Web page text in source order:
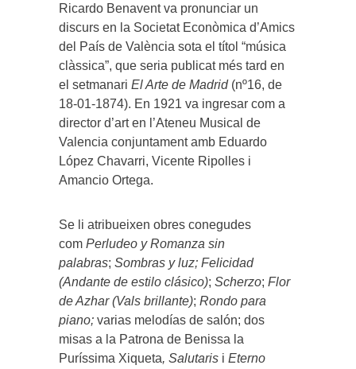
Ricardo Benavent va pronunciar un
discurs en la Societat Econòmica d’Amics
del País de València sota el títol “música
clàssica”, que seria publicat més tard en
el setmanari El Arte de Madrid(nº16, de
18-01-1874). En 1921 va ingresar com a
director d’art en l’Ateneu Musical de
Valencia conjuntament amb Eduardo
López Chavarri, Vicente Ripolles i
Amancio Ortega.
Se li atribueixen obres conegudes
com Perludeo y Romanza sin
palabras; Sombras y luz; Felicidad
(Andante de estilo clásico); Scherzo; Flor
de Azhar (Vals brillante); Rondo para
piano; varias melodías de salón; dos
misas a la Patrona de Benissa la
Puríssima Xiqueta, Salutaris i Eterno